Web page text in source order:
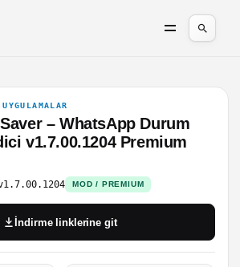
UYGULAMALAR
– WhatsApp Durum
v1.7.00.1204 Premium
MOD / PREMIUM
İndirme linklerine git